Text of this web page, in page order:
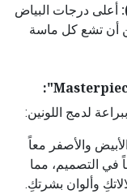
أعلى درجات البياض
أن تشع كل ماسة
لدمج اللونين:
والأصفر معاً
في التصميم، مما
وألوان بشرتكِ.